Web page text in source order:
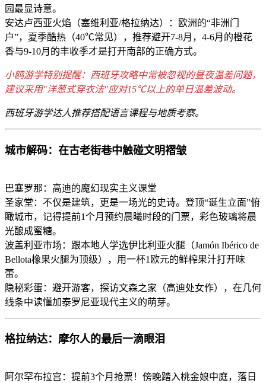
园最显诗意。
安达卢西亚火焰（塞维利亚/格拉纳达）：欧洲的“非洲门
户”，夏季酷热（40℃常见），推荐避开7-8月，4-6月的橙花
香与9-10月的丰收季才是打开南部的正确方式。
小鸥游学特别提醒：西班牙攻略中常被忽视的昼夜温差问题，
建议采用"洋葱式穿衣法"应对15℃以上的单日温差波动。
西班牙游学达人推荐搭配语言课程与地质考察。
城市解码：在古老街巷中触碰文明褶皱
巴塞罗那：高迪的魔幻现实主义课堂
圣家堂：不仅是建筑，更是一场光的史诗。登顶“诞生立面”俯
瞰城市，记得提前1个月预约晨曦时段的门票，彩色玻璃将晨
光酿成蜜糖。
波盖利亚市场：跟本地人学选伊比利亚火腿（Jamón Ibérico de
Bellota橡果火腿为顶级），用一杯1欧元的鲜榨果汁打开味
蕾。
隐秘彩蛋：避开游客，探访文森之家（高迪处女作），在几何
线条中读懂加泰罗尼亚现代主义的萌芽。
格拉纳达：摩尔人的最后一滴眼泪
阿尔罕布拉宫：提前3个月抢票！傍晚踏入桃金娘中庭，落日